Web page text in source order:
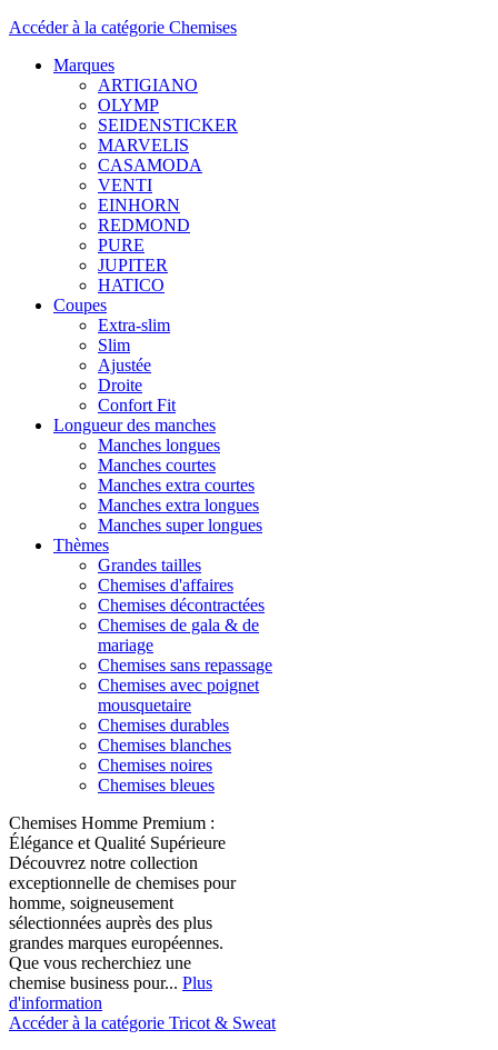
Accéder à la catégorie Chemises
Marques
ARTIGIANO
OLYMP
SEIDENSTICKER
MARVELIS
CASAMODA
VENTI
EINHORN
REDMOND
PURE
JUPITER
HATICO
Coupes
Extra-slim
Slim
Ajustée
Droite
Confort Fit
Longueur des manches
Manches longues
Manches courtes
Manches extra courtes
Manches extra longues
Manches super longues
Thèmes
Grandes tailles
Chemises d'affaires
Chemises décontractées
Chemises de gala & de
mariage
Chemises sans repassage
Chemises avec poignet
mousquetaire
Chemises durables
Chemises blanches
Chemises noires
Chemises bleues
Chemises Homme Premium :
Élégance et Qualité Supérieure
Découvrez notre collection
exceptionnelle de chemises pour
homme, soigneusement
sélectionnées auprès des plus
grandes marques européennes.
Que vous recherchiez une
chemise business pour... Plus
d'information
Accéder à la catégorie Tricot & Sweat